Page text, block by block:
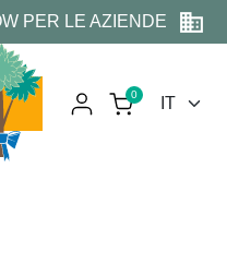
RISERVATE
PER LE AZIENDE
0